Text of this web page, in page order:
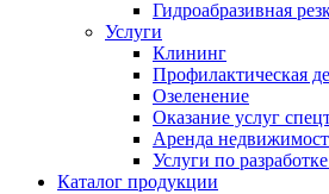
Гидроабразивная
Услуги
Клининг
Профилактическая
Озеленение
Оказание услуг
Аренда
Услуги по
Каталог продукции